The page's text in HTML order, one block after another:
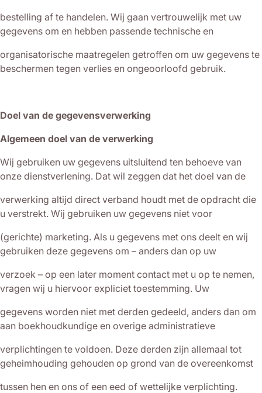
bestelling af te handelen. Wij gaan vertrouwelijk met uw
gegevens om en hebben passende technische en
organisatorische maatregelen getroffen om uw gegevens te
beschermen tegen verlies en ongeoorloofd gebruik.
Doel van de gegevensverwerking
Algemeen doel van de verwerking
Wij gebruiken uw gegevens uitsluitend ten behoeve van
onze dienstverlening. Dat wil zeggen dat het doel van de
verwerking altijd direct verband houdt met de opdracht die
u verstrekt. Wij gebruiken uw gegevens niet voor
(gerichte) marketing. Als u gegevens met ons deelt en wij
gebruiken deze gegevens om – anders dan op uw
verzoek – op een later moment contact met u op te nemen,
vragen wij u hiervoor expliciet toestemming. Uw
gegevens worden niet met derden gedeeld, anders dan om
aan boekhoudkundige en overige administratieve
verplichtingen te voldoen. Deze derden zijn allemaal tot
geheimhouding gehouden op grond van de overeenkomst
tussen hen en ons of een eed of wettelijke verplichting.